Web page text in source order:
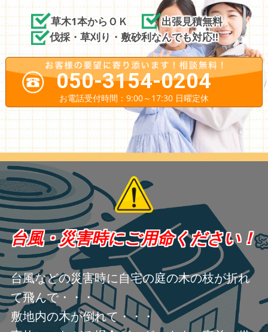
草木1本からＯＫ
出張見積無料
伐採・草刈り・敷砂利なんでも対応!!
050-3154-0204
お電話受付時間：9:00～17:30 日曜定休
台風・災害時にご用命ください！
台風などの災害時に自宅の庭の木の枝が折れ
て飛んで・・・
敷地内の木が倒れて・・・